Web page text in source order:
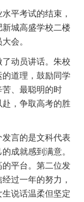
平考试的结束，
城高盛学校二楼
会。
动员讲话。朱校
道理，鼓励同学
、最聪明的时
，争取高考的胜
言的是文科代表
成就感到满意。
平台。第二位发
过一年的努力，
说话温柔但坚定